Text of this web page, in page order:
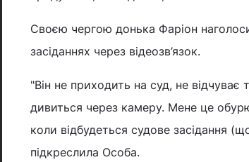
Своєю чергою донька Фаріон
засіданнях через відеозв’язок.
"Він не приходить на суд, не відчуває
дивиться через камеру. Мене це
коли відбудеться судове засідання
підкреслила Особа.